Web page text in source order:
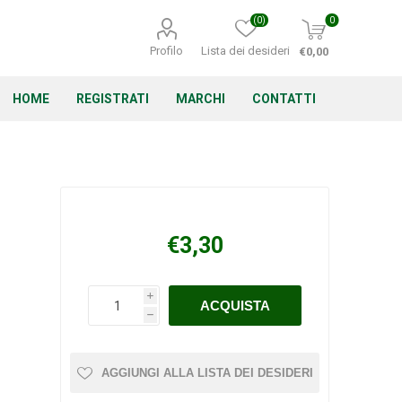
Profilo Lista dei desideri
(0) 0
€0,00
HOME REGISTRATI MARCHI
Echo
CONTATTI
€3,30
i
h
AGGIUNGI ALLA LISTA DEI DESIDERI